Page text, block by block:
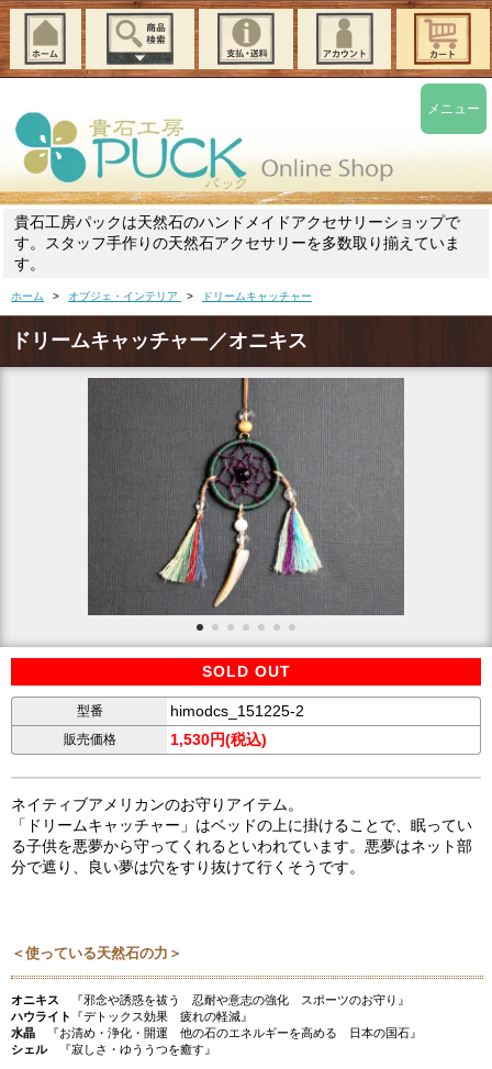
貴石工房パックは天然石のハンドメイドアクセサリーショップで
す。スタッフ手作りの天然石アクセサリーを多数取り揃えていま
す。
ホーム > オブジェ・インテリア > ドリームキャッチャー
ドリームキャッチャー／オニキス
SOLD OUT
型番 himodcs_151225-2
販売価格 1,530円(税込)
ネイティブアメリカンのお守りアイテム。
「ドリームキャッチャー」はベッドの上に掛けることで、眠ってい
る子供を悪夢から守ってくれるといわれています。悪夢はネット部
分で遮り、良い夢は穴をすり抜けて行くそうです。
＜使っている天然石の力＞
オニキス 『邪念や誘惑を祓う 忍耐や意志の強化 スポーツのお守り』
ハウライト
『デトックス効果 疲れの軽減』
水晶 『お清め・浄化・開運 他の石のエネルギーを高める 日本の国石』
シェル『寂しさ・ゆううつを癒す』
メニュー